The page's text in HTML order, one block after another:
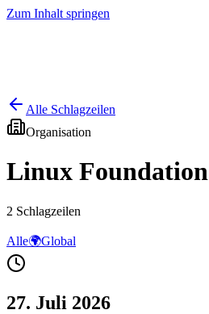
Zum Inhalt springen
Alle Schlagzeilen
Organisation
Linux Foundation
2 Schlagzeilen
Alle🌍Global
27. Juli 2026